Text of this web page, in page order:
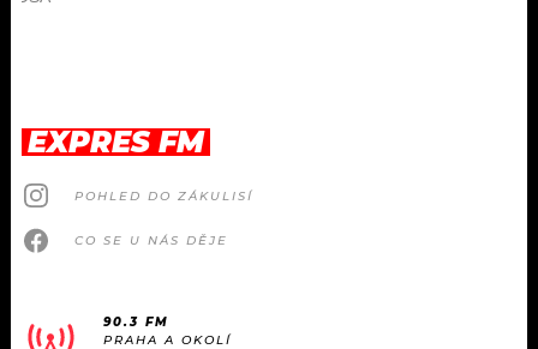
EXPRES FM
POHLED DO ZÁKULISÍ
CO SE U NÁS DĚJE
90.3 FM
PRAHA A OKOLÍ